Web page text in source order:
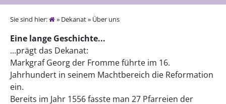
Sie sind hier: » Dekanat » Über uns
Eine lange Geschichte...
...prägt das Dekanat:
Markgraf Georg der Fromme führte im 16.
Jahrhundert in seinem Machtbereich die Reformation
ein.
Bereits im Jahr 1556 fasste man 27 Pfarreien der